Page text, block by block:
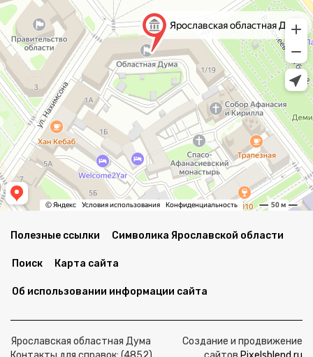
Полезные ссылки Символика Ярославской области
Поиск Карта сайта
Об использовании информации сайта
Ярославская областная Дума
Создание и продвижение